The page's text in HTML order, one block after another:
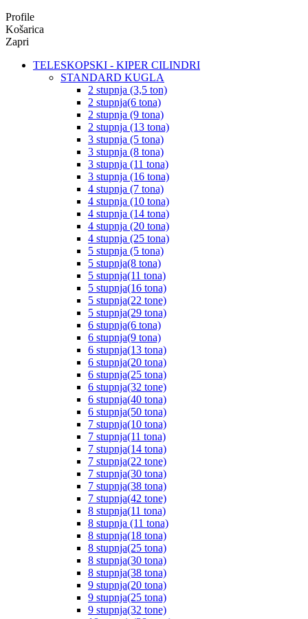
Profile
Košarica
Zapri
TELESKOPSKI - KIPER CILINDRI
STANDARD KUGLA
2 stupnja (3,5 ton)
2 stupnja(6 tona)
2 stupnja (9 tona)
2 stupnja (13 tona)
3 stupnja (5 tona)
3 stupnja (8 tona)
3 stupnja (11 tona)
3 stupnja (16 tona)
4 stupnja (7 tona)
4 stupnja (10 tona)
4 stupnja (14 tona)
4 stupnja (20 tona)
4 stupnja (25 tona)
5 stupnja (5 tona)
5 stupnja(8 tona)
5 stupnja(11 tona)
5 stupnja(16 tona)
5 stupnja(22 tone)
5 stupnja(29 tona)
6 stupnja(6 tona)
6 stupnja(9 tona)
6 stupnja(13 tona)
6 stupnja(20 tona)
6 stupnja(25 tona)
6 stupnja(32 tone)
6 stupnja(40 tona)
6 stupnja(50 tona)
7 stupnja(10 tona)
7 stupnja(11 tona)
7 stupnja(14 tona)
7 stupnja(22 tone)
7 stupnja(30 tona)
7 stupnja(38 tona)
7 stupnja(42 tone)
8 stupnja(11 tona)
8 stupnja (11 tona)
8 stupnja(18 tona)
8 stupnja(25 tona)
8 stupnja(30 tona)
8 stupnja(38 tona)
9 stupnja(20 tona)
9 stupnja(25 tona)
9 stupnja(32 tone)